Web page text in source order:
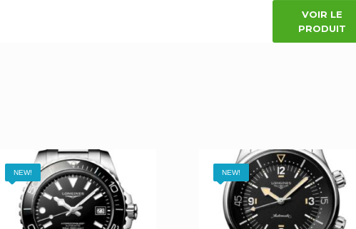
VOIR LE
PRODUIT
NEW! NEW!